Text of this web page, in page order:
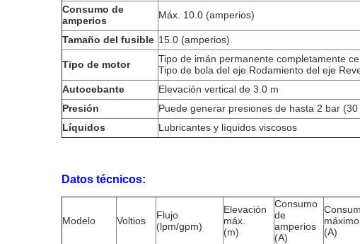
Consumo de
amperios
Máx. 10.0 (amperios)
Tamaño del fusible 15.0 (amperios)
Tipo de motor
Tipo de imán permanente completamente
Tipo de bola del eje Rodamiento del eje
Autocebante
Elevación vertical de 3.0 m
Presión
Puede generar presiones de hasta 2 bar (30
Líquidos
Lubricantes y líquidos viscosos
Datos técnicos:
Modelo Voltios
Flujo
(lpm/gpm)
Elevación
máx.
(m)
Consumo
de
amperios
(A)
máximo
(A)